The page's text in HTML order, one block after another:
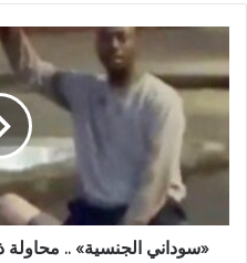
الجنسية»
..
بريطاني
تفجر
غضب
«سوداني الجنسية» ..